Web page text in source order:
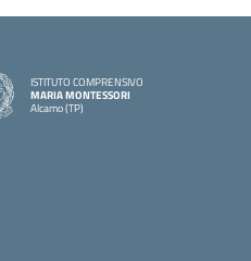
ISTITUTO COMPRENSIVO
MARIA MONTESSORI
Alcamo (TP)